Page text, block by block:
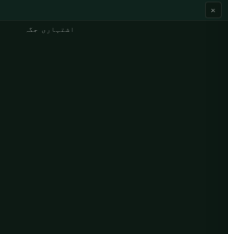
اشتہاری جگہ
×